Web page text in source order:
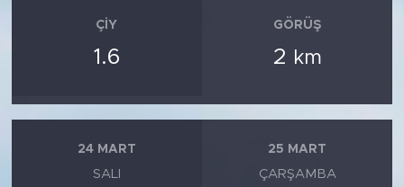
ÇIY
1.6
GÖRÜŞ
2 km
24 MART
SALI
25 MART
ÇARŞAMBA